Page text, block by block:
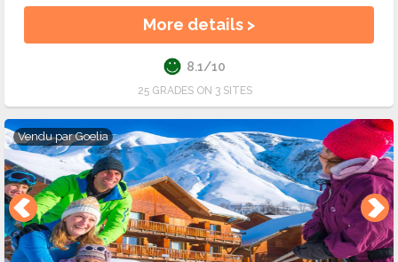
More details >
8.1/10
25 GRADES ON 3 SITES
Vendu parGoelia